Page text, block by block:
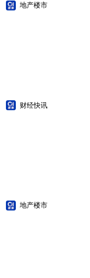
地产楼市
财经快讯
地产楼市